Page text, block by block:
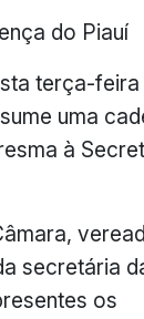
do Piauí
terça-
uma
à
secretária
os